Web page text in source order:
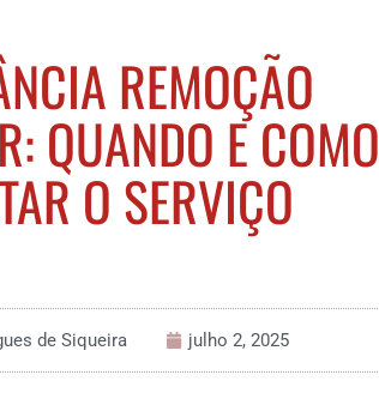
REMOÇÃO
QUANDO E COMO
O SERVIÇO
de Siqueira julho 2, 2025